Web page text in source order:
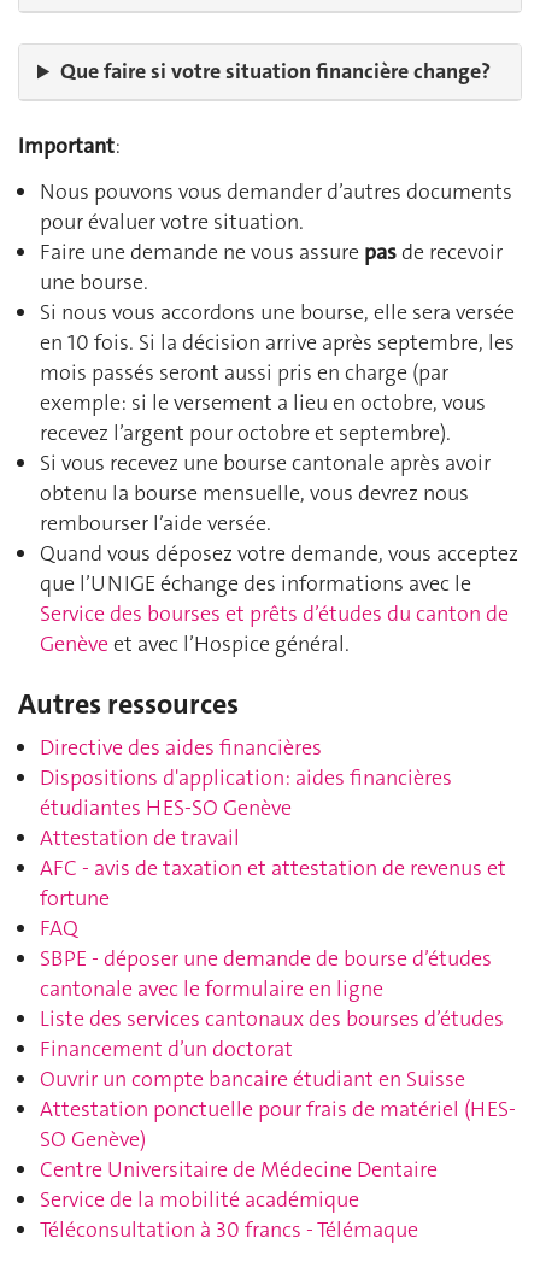
Que faire si votre situation financière change?
Important:
Nous pouvons vous demander d’autres documents
pour évaluer votre situation.
Faire une demande ne vous assure pas de recevoir
une bourse.
Si nous vous accordons une bourse, elle sera versée
en 10 fois. Si la décision arrive après septembre, les
mois passés seront aussi pris en charge (par
exemple: si le versement a lieu en octobre, vous
recevez l’argent pour octobre et septembre).
Si vous recevez une bourse cantonale après avoir
obtenu la bourse mensuelle, vous devrez nous
rembourser l’aide versée.
Quand vous déposez votre demande, vous acceptez
que l’UNIGE échange des informations avec le
Service des bourses et prêts d’études du canton de
Genèveet avec l’Hospice général.
Autres ressources
Directive des aides financières
Dispositions d'application: aides financières
étudiantes HES-SO Genève
Attestation de travail
AFC - avis de taxation et attestation de revenus et
fortune
FAQ
SBPE - déposer une demande de bourse d’études
cantonale avec le formulaire en ligne
Liste des services cantonaux des bourses d’études
Financement d’un doctorat
Ouvrir un compte bancaire étudiant en Suisse
Attestation ponctuelle pour frais de matériel (HES-
SO Genève)
Centre Universitaire de Médecine Dentaire
Service de la mobilité académique
Téléconsultation à 30 francs - Télémaque